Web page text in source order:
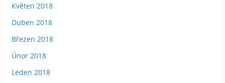
Květen 2018
Duben 2018
Březen 2018
Únor 2018
Leden 2018